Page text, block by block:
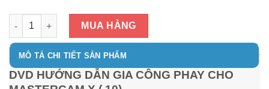
DVD HƯỚNG DẪN GIA CÔNG PHAY CHO MASTERCAM X ( 10)
MUA HÀNG
MÔ TẢ CHI TIẾT SẢN PHẨM
DVD HƯỚNG DẪN GIA CÔNG PHAY CHO